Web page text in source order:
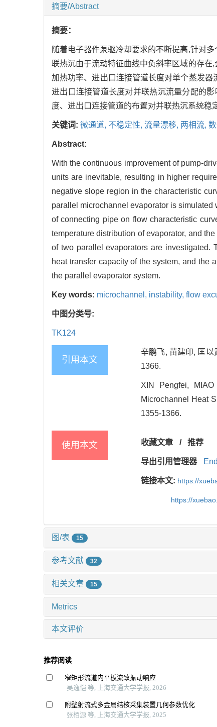
摘要/Abstract
摘要：
随着电子器件泵驱冷却要求的不断提高,针对
联热沉由于流动特征曲线中负斜率区域的存在
加热功率、进出口连接管道长度对单个蒸发
进出口连接管道长度对并联热沉流量分配的
度、进出口连接管道的布置对并联热沉系统稳
关键词: 微通道, 不稳定性, 流量漂移, 两相流,
Abstract:
With the continuous improvement of pump-
units are inevitable, resulting in higher
negative slope region in the characteristic
parallel microchannel evaporator is
of connecting pipe on flow characteristic
temperature distribution of evaporator, and
of two parallel evaporators are investigated.
heat transfer capacity of the system, and the
the parallel evaporator system.
Key words: microchannel, instability, flow
中图分类号:
TK124
引用本文
辛鹏飞, 苗建印, 匡以
1366.
XIN Pengfei,
Microchannel Heat
1355-1366.
使用本文 收藏文章 / 推荐
导出引用管理器
链接本文: https://
https://
图/表 15
参考文献 32
相关文章 15
Metrics
本文评价